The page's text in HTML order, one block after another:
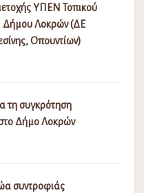
ΥΠΕΝ Τοπικού
Δήμου Λοκρών (ΔΕ
Οπουντίων)
τη συγκρότηση
Δήμο Λοκρών
συντροφιάς